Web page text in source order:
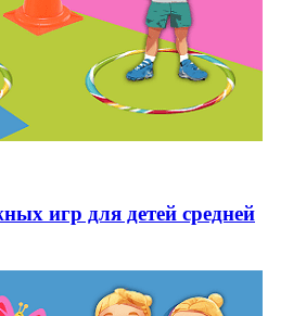
игр для детей средней